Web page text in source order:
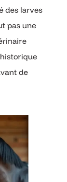
des larves
pas une
de